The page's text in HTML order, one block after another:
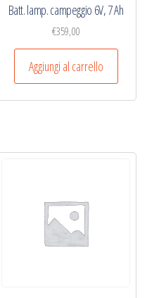
Batt. lamp. campeggio 6V, 7 Ah
€359,00
Aggiungi al carrello